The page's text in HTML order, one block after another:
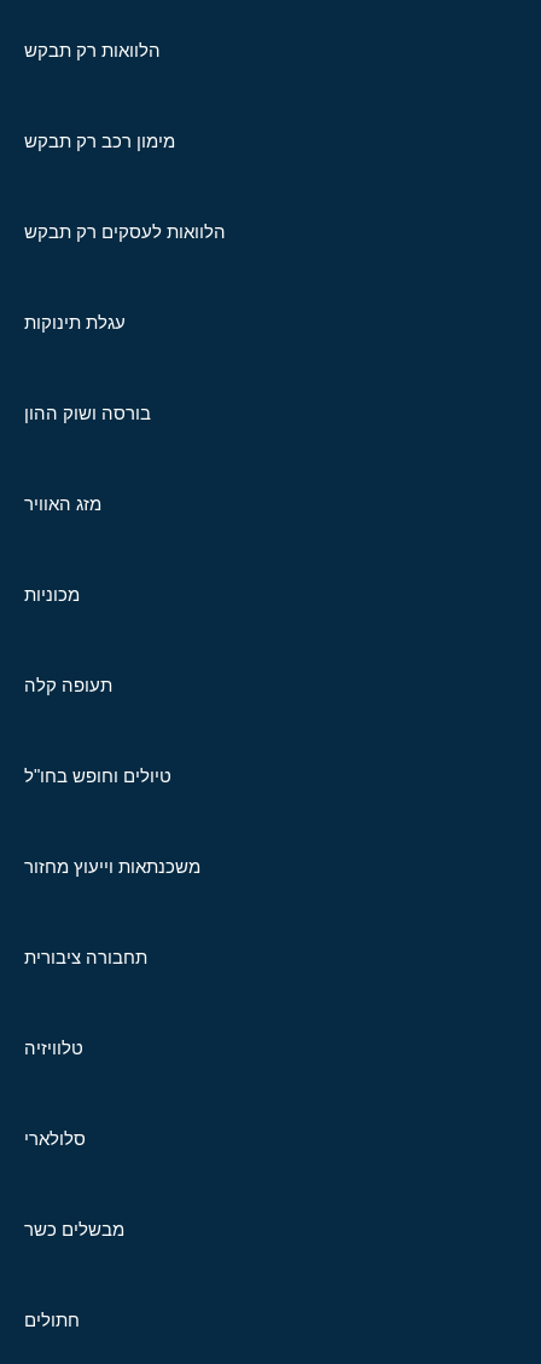
הלוואות רק תבקש
מימון רכב רק תבקש
הלוואות לעסקים רק תבקש
עגלת תינוקות
בורסה ושוק ההון
מזג האוויר
מכוניות
תעופה קלה
טיולים וחופש בחו"ל
משכנתאות וייעוץ מחזור
תחבורה ציבורית
טלוויזיה
סלולארי
מבשלים כשר
חתולים